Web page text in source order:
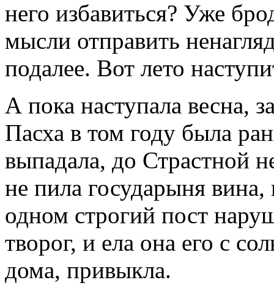
него избавиться? Уже
мысли отправить
подалее. Вот лето
А пока наступала весна,
Пасха в том году была
выпадала, до Страстной
не пила государыня вина,
одном строгий пост
творог, и ела она его с
дома, привыкла.